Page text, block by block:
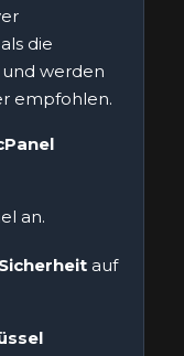
die
werden
empfohlen.
an.
Sicherheit auf